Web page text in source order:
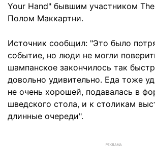
Your Hand" бывшим участником
Полом Маккартни.
Источник сообщил: "Это было
событие, но люди не могли
шампанское закончилось так
довольно удивительно. Еда тоже
не очень хорошей, подавалась в
шведского стола, и к столикам
длинные очереди".
РЕКЛАМА